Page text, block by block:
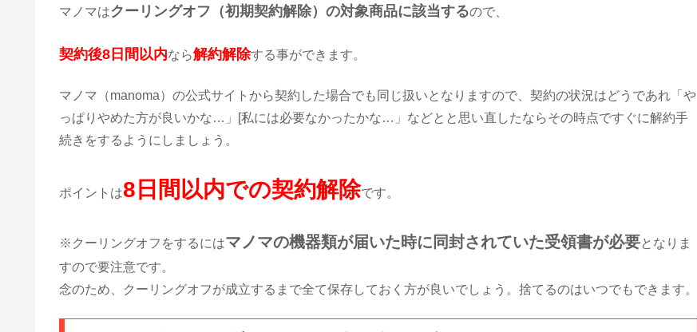
マノマはクーリングオフ（初期契約解除）の対象商品に該当するので、
契約後8日間以内なら解約解除する事ができます。
マノマ（manoma）の公式サイトから契約した場合でも同じ扱いとなりますので、契約の状況はどうであれ「や
っぱりやめた方が良いかな…」[私には必要なかったかな…」などとと思い直したならその時点ですぐに解約手
続きをするようにしましょう。
ポイントは8日間以内での契約解除です。
※クーリングオフをするにはマノマの機器類が届いた時に同封されていた受領書が必要となりま
すので要注意です。
念のため、クーリングオフが成立するまで全て保存しておく方が良いでしょう。捨てるのはいつでもできます。